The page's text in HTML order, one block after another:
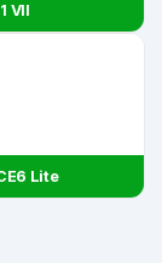
VII
Lite